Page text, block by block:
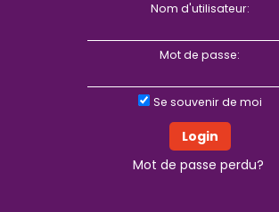
Nom d'utilisateur:
Mot de passe:
Se souvenir de moi
Mot de passe perdu?